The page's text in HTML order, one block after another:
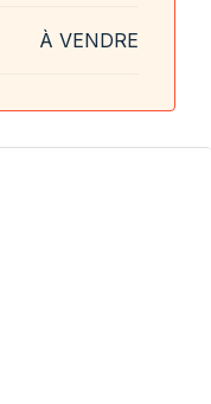
À VENDRE